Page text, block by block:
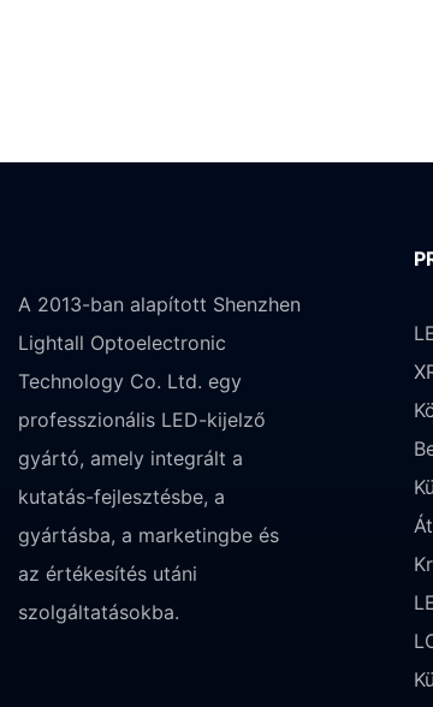
A 2013-ban alapított Shenzhen
Lightall Optoelectronic
Technology Co. Ltd. egy
professzionális LED-kijelző
gyártó, amely integrált a
kutatás-fejlesztésbe, a
gyártásba, a marketingbe és
az értékesítés utáni
szolgáltatásokba.